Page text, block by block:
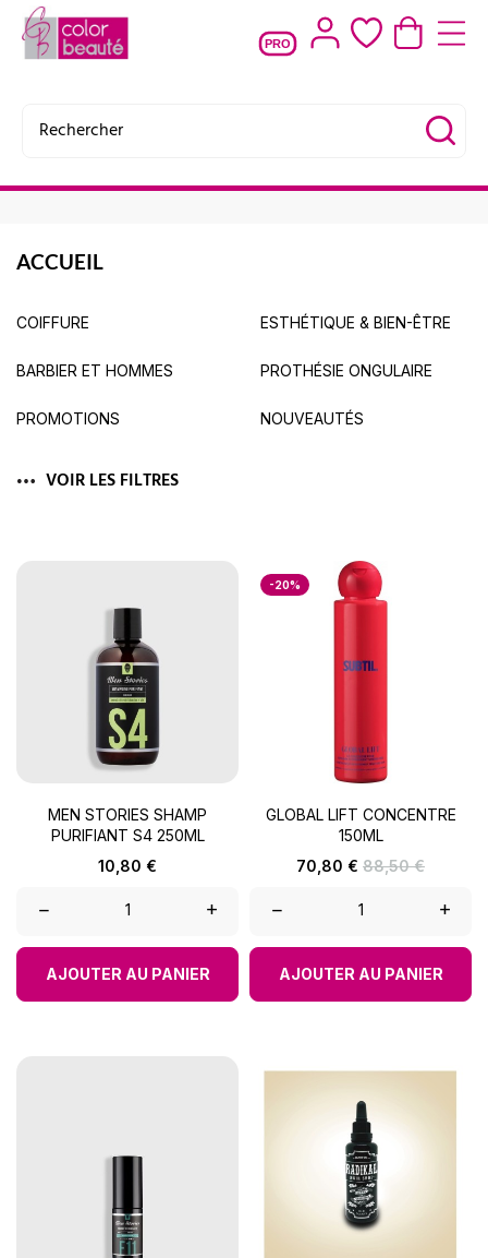
PRO
ACCUEIL
COIFFURE ESTHÉTIQUE & BIEN-ÊTRE
BARBIER ET HOMMES PROTHÉSIE ONGULAIRE
PROMOTIONS NOUVEAUTÉS
VOIR LES FILTRES
MEN STORIES SHAMP
PURIFIANT S4 250ML
Prix
10,80 €
– +
AJOUTER AU PANIER
-20%
GLOBAL LIFT CONCENTRE
150ML
Prix
70,80 € Prix
88,50 €
– +
AJOUTER AU PANIER